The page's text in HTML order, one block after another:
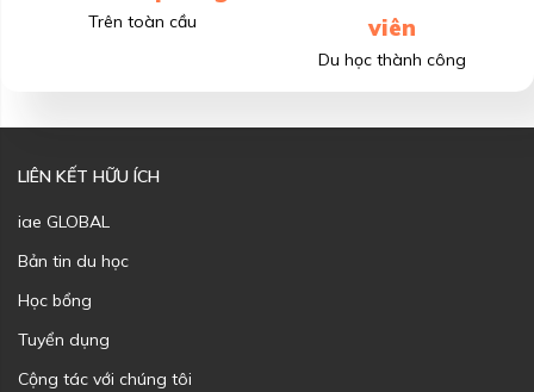
Trên toàn cầu
viên
Du học thành công
LIÊN KẾT HỮU ÍCH
iae GLOBAL
Bản tin du học
Học bổng
Tuyển dụng
Cộng tác với chúng tôi